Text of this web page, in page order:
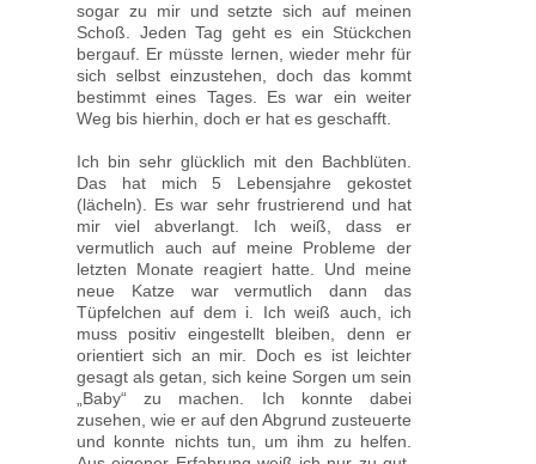
sogar zu mir und setzte sich auf meinen
Schoß. Jeden Tag geht es ein Stückchen
bergauf. Er müsste lernen, wieder mehr für
sich selbst einzustehen, doch das kommt
bestimmt eines Tages. Es war ein weiter
Weg bis hierhin, doch er hat es geschafft.
Ich bin sehr glücklich mit den Bachblüten.
Das hat mich 5 Lebensjahre gekostet
(lächeln). Es war sehr frustrierend und hat
mir viel abverlangt. Ich weiß, dass er
vermutlich auch auf meine Probleme der
letzten Monate reagiert hatte. Und meine
neue Katze war vermutlich dann das
Tüpfelchen auf dem i. Ich weiß auch, ich
muss positiv eingestellt bleiben, denn er
orientiert sich an mir. Doch es ist leichter
gesagt als getan, sich keine Sorgen um sein
„Baby“ zu machen. Ich konnte dabei
zusehen, wie er auf den Abgrund zusteuerte
und konnte nichts tun, um ihm zu helfen.